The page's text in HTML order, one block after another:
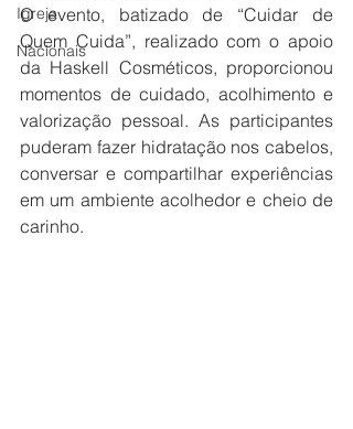
Igreja
Nacionais
O evento, batizado de “Cuidar de
Quem Cuida”, realizado com o apoio
da Haskell Cosméticos, proporcionou
momentos de cuidado, acolhimento e
valorização pessoal. As participantes
puderam fazer hidratação nos cabelos,
conversar e compartilhar experiências
em um ambiente acolhedor e cheio de
carinho.